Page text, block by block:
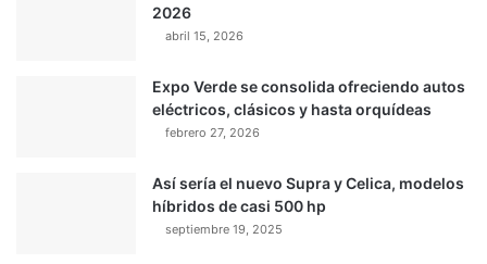
2026
abril 15, 2026
Expo Verde se consolida ofreciendo autos
eléctricos, clásicos y hasta orquídeas
febrero 27, 2026
Así sería el nuevo Supra y Celica, modelos
híbridos de casi 500 hp
septiembre 19, 2025